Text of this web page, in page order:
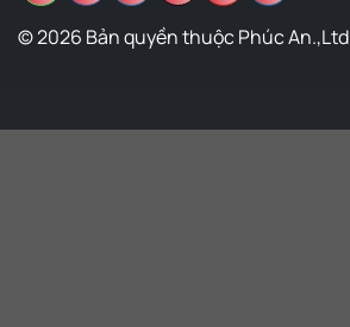
© 2026 Bản quyền thuộc Phúc An.,Ltd